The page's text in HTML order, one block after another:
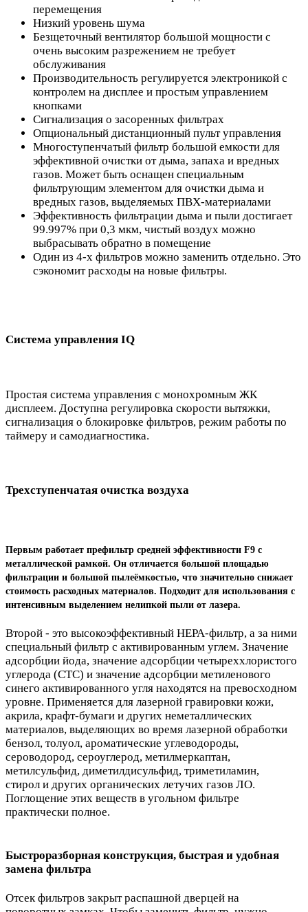
перемещения
Низкий уровень шума
Безщеточный вентилятор большой мощности с
очень высоким разрежением не требует
обслуживания
Производительность регулируется электроникой с
контролем на дисплее и простым управлением
кнопками
Сигнализация о засоренных фильтрах
Опциональный дистанционный пульт управления
Многоступенчатый фильтр большой емкости для
эффективной очистки от дыма, запаха и вредных
газов. Может быть оснащен специальным
фильтрующим элементом для очистки дыма и
вредных газов, выделяемых ПВХ-материалами
Эффективность фильтрации дыма и пыли достигает
99.997% при 0,3 мкм, чистый воздух можно
выбрасывать обратно в помещение
Один из 4-х фильтров можно заменить отдельно. Это
сэкономит расходы на новые фильтры.
Система управления IQ
Простая система управления с монохромным ЖК
дисплеем. Доступна регулировка скорости вытяжки,
сигнализация о блокировке фильтров, режим работы по
таймеру и самодиагностика.
Трехступенчатая очистка воздуха
Первым работает префильтр средней эффективности F9 с
металлической рамкой. Он отличается большой площадью
фильтрации и большой пылеёмкостью, что значительно снижает
стоимость расходных материалов. Подходит для использования с
интенсивным выделением нелипкой пыли от лазера.
Второй - это высокоэффективный HEPA-фильтр, а за ними
специальный фильтр с активированным углем. Значение
адсорбции йода, значение адсорбции четыреххлористого
углерода (CTC) и значение адсорбции метиленового
синего активированного угля находятся на превосходном
уровне. Применяется для лазерной гравировки кожи,
акрила, крафт-бумаги и других неметаллических
материалов, выделяющих во время лазерной обработки
бензол, толуол, ароматические углеводороды,
сероводород, сероуглерод, метилмеркаптан,
метилсульфид, диметилдисульфид, триметиламин,
стирол и других органических летучих газов ЛО.
Поглощение этих веществ в угольном фильтре
практически полное.
Быстроразборная конструкция, быстрая и удобная
замена фильтра
Отсек фильтров закрыт распашной дверцей на